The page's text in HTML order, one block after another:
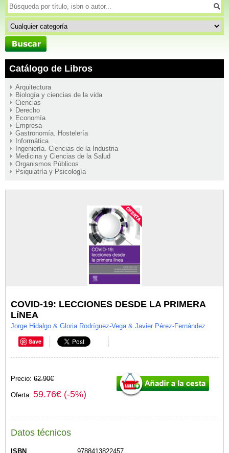
Catálogo de Libros
Arquitectura
Biología y ciencias de la vida
Ciencias
Derecho
Economía
Empresa
Gastronomía. Hostelería
Informática
Ingeniería. Ciencias de la Industria
Medicina y Ciencias de la Salud
Organismos Públicos
Psiquiatría y Psicología
COVID-19: LECCIONES DESDE LA PRIMERA
LíNEA
Jorge Hidalgo & Gloria Rodríguez-Vega & Javier Pérez-Fernández
Save
Precio: 62.90€
Oferta: 59.76€ (-5%)
Datos técnicos
ISBN
9788413822457